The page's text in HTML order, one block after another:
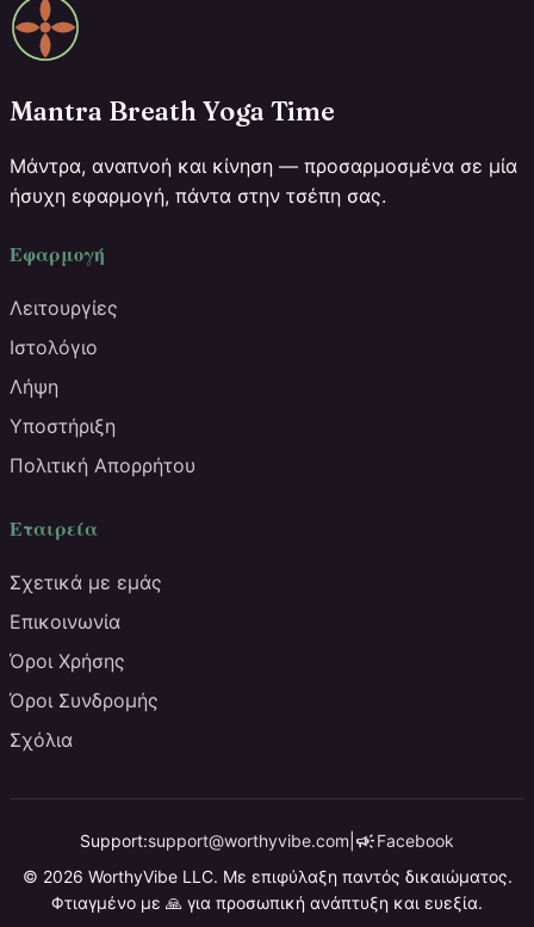
Mantra Breath Yoga Time
Μάντρα, αναπνοή και κίνηση — προσαρμοσμένα σε μία
ήσυχη εφαρμογή, πάντα στην τσέπη σας.
Εφαρμογή
Λειτουργίες
Ιστολόγιο
Λήψη
Υποστήριξη
Πολιτική Απορρήτου
Εταιρεία
Σχετικά με εμάς
Επικοινωνία
Όροι Χρήσης
Όροι Συνδρομής
Σχόλια
Support:support@worthyvibe.com campaignFacebook
© 2026 WorthyVibe LLC. Με επιφύλαξη παντός δικαιώματος.
Φτιαγμένο με 🙏 για προσωπική ανάπτυξη και ευεξία.